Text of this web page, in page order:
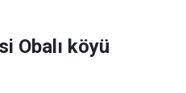
Obalı köyü